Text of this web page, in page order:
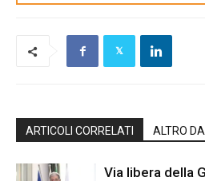
ARTICOLI CORRELATI ALTRO
Via libera della